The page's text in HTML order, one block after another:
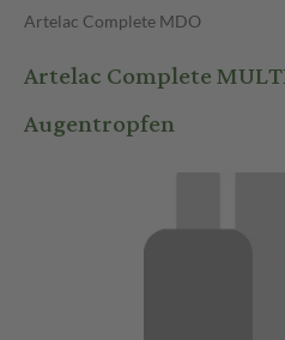
Artelac Complete MDO
Artelac Complete
Augentropfen